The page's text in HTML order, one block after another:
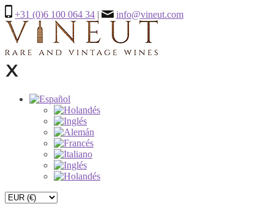
+31 (0)6 100 064 34 | info@vineut.com